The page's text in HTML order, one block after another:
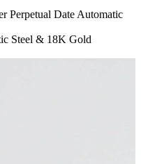
Perpetual Date Automatic
Steel & 18K Gold